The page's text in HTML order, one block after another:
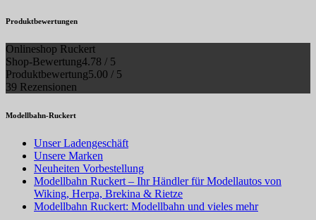
Produktbewertungen
Onlineshop Ruckert
Shop-Bewertung4.78 / 5
Produktbewertung5.00 / 5
39 Rezensionen
Modellbahn-Ruckert
Unser Ladengeschäft
Unsere Marken
Neuheiten Vorbestellung
Modellbahn Ruckert – Ihr Händler für Modellautos von
Wiking, Herpa, Brekina & Rietze
Modellbahn Ruckert: Modellbahn und vieles mehr